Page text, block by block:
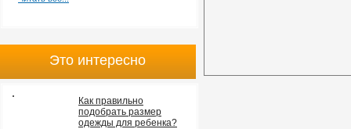
Это интересно
Как правильно
подобрать размер
одежды для ребенка?